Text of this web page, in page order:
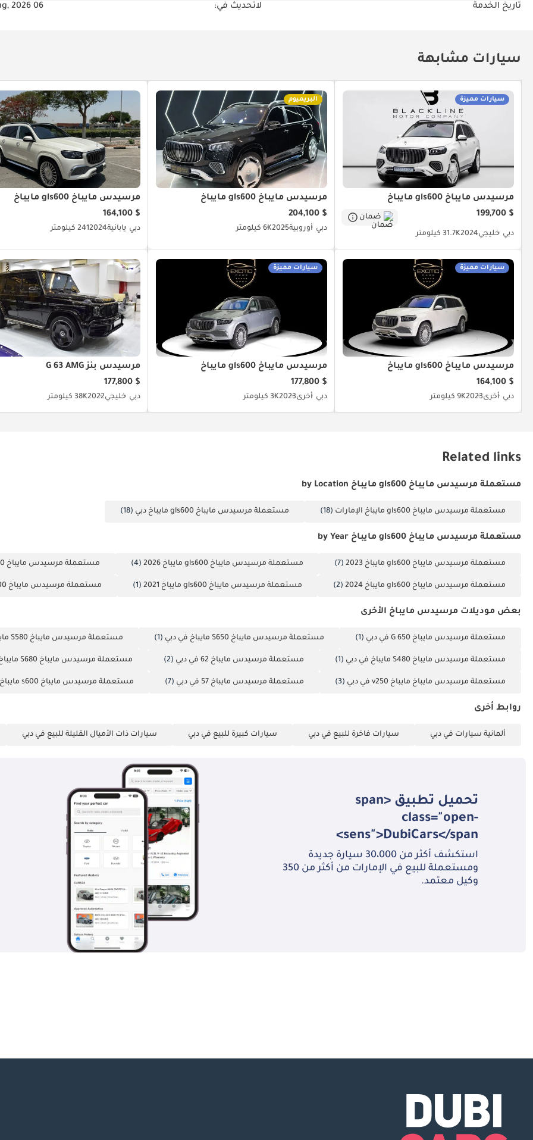
تاريخ الخدمة
لاتحديث في: 06 Aug, 2026
سيارات مشابهة
سيارات مميزة
مرسيدس مايباخ gls600 مايباخ
$ 199,700
ضمان
دبي خليجي202431.7K كيلومتر
البريميوم
مرسيدس مايباخ gls600 مايباخ
$ 204,100
دبي أوروبية20256K كيلومتر
مرسيدس مايباخ gls600 مايباخ
$ 164,100
دبي يابانية2024241 كيلومتر
سيارات مميزة
مرسيدس مايباخ gls600 مايباخ
$ 164,100
دبي أخرى20239K كيلومتر
سيارات مميزة
مرسيدس مايباخ gls600 مايباخ
$ 177,800
دبي أخرى20233K كيلومتر
مرسيدس بنز G 63 AMG
$ 177,800
دبي خليجي202238K كيلومتر
Related links
مستعملة مرسيدس مايباخ gls600 مايباخ by Location
مستعملة مرسيدس مايباخ gls600 مايباخ الإمارات (18) مستعملة مرسيدس مايباخ gls600 مايباخ دبي (18)
مستعملة مرسيدس مايباخ gls600 مايباخ by Year
مستعملة مرسيدس مايباخ gls600 مايباخ 2023 (7) مستعملة مرسيدس مايباخ gls600 مايباخ 2026 (4) مستعملة مرسيدس مايباخ gls600 مايباخ 2022
مستعملة مرسيدس مايباخ gls600 مايباخ 2024 (2) مستعملة مرسيدس مايباخ gls600 مايباخ 2021 (1) مستعملة مرسيدس مايباخ gls600 مايباخ 2025
بعض موديلات مرسيدس مايباخ الأخرى
مستعملة مرسيدس مايباخ G 650 في دبي (1) مستعملة مرسيدس مايباخ S650 مايباخ في دبي (1) مستعملة مرسيدس مايباخ S580 مايباخ في دبي
مستعملة مرسيدس مايباخ S480 مايباخ في دبي (1) مستعملة مرسيدس مايباخ 62 في دبي (2) مستعملة مرسيدس مايباخ S680 مايباخ في دبي
مستعملة مرسيدس مايباخ مايباخ v250 في دبي (3) مستعملة مرسيدس مايباخ 57 في دبي (7) مستعملة مرسيدس مايباخ s600 مايباخ في دبي
روابط أخرى
ألمانية سيارات في دبي سيارات فاخرة للبيع في دبي سيارات كبيرة للبيع في دبي سيارات ذات الأميال القليلة للبيع في دبي
تحميل تطبيق <span
class="open-
sens">DubiCars</span>
استكشف أكثر من 30،000 سيارة جديدة
ومستعملة للبيع في الإمارات من أكثر من 350
وكيل معتمد.